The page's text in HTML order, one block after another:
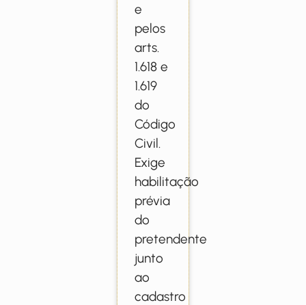
e
pelos
arts.
1.618 e
1.619
do
Código
Civil.
Exige
habilitação
prévia
do
pretendente
junto
ao
cadastro